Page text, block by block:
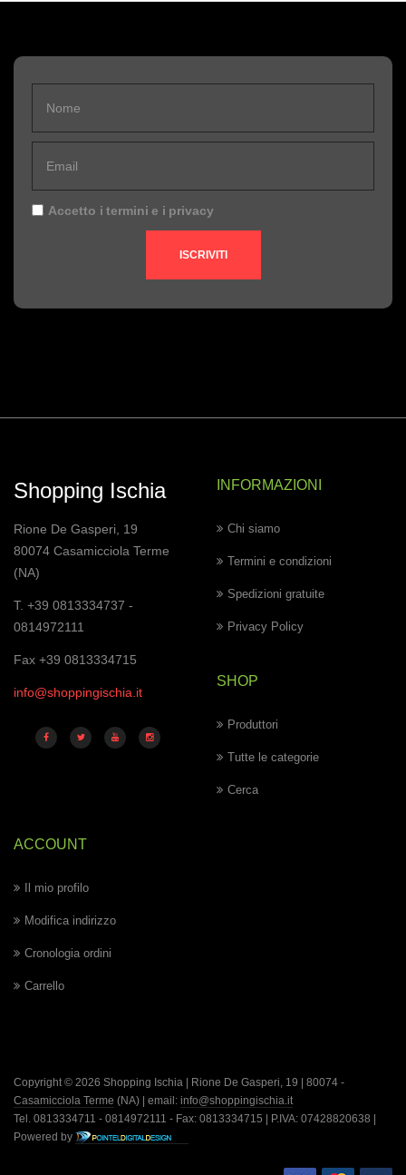
Accetto i termini e i privacy
ISCRIVITI
Shopping Ischia
Rione De Gasperi, 19
80074 Casamicciola Terme
(NA)
T. +39 0813334737 -
0814972111
Fax +39 0813334715
info@shoppingischia.it
INFORMAZIONI
Chi siamo
Termini e condizioni
Spedizioni gratuite
Privacy Policy
SHOP
Produttori
Tutte le categorie
Cerca
ACCOUNT
Il mio profilo
Modifica indirizzo
Cronologia ordini
Carrello
Copyright © 2026 Shopping Ischia | Rione De Gasperi, 19 | 80074 -
Casamicciola Terme (NA) | email: info@shoppingischia.it
Tel. 0813334711 - 0814972111 - Fax: 0813334715 | P.IVA: 07428820638 |
Powered by